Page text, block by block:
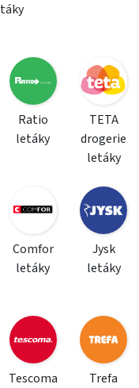
Ratio
letáky
TETA
drogerie
letáky
Comfor
letáky
Jysk
letáky
Tescoma
Trefa